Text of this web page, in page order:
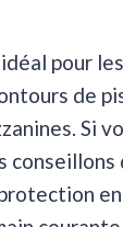
pour
de
Si
conseillons